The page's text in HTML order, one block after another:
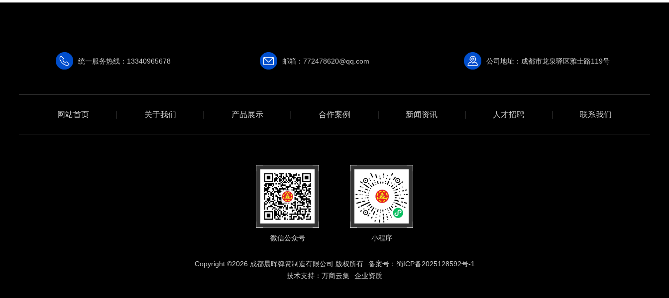
统一服务热线：13340965678 邮箱：772478620@qq.com 公司地址：成都市龙泉驿区雅士路119号
网站首页 关于我们 产品展示 合作案例 新闻资讯 人才招聘 联系我们
微信公众号 小程序
Copyright ©2026 成都晨晖弹簧制造有限公司 版权所有
备案号：蜀ICP备2025128592号-1
技术支持： 万商云集 企业资质